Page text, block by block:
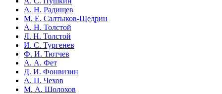
А. Н. Радищев
М. Е. Салтыков-Щедрин
А. Н. Толстой
Л. Н. Толстой
И. С. Тургенев
Ф. И. Тютчев
А. А. Фет
Д. И. Фонвизин
А. П. Чехов
М. А. Шолохов